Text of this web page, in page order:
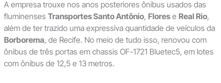
A empresa trouxe nos anos posteriores ônibus usados das
fluminenses Transportes Santo Antônio, Florese Real Rio,
além de ter trazido uma expressiva quantidade de veículos da
Borborema, de Recife. No meio de tudo isso, renovou com
ônibus de três portas em chassis OF-1721 Bluetec5, em lotes
com ônibus de 12,5 e 13 metros.